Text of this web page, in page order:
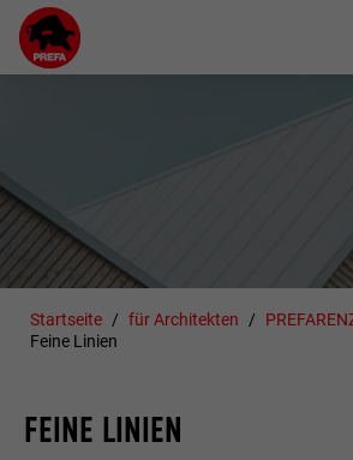
Startseite für Architekten
Feine Linien
FEINE LINIEN